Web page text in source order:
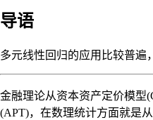
导语
多元线性回归的应用比较普遍
金融理论从资本资产定价模型
(APT)，在数理统计方面就是